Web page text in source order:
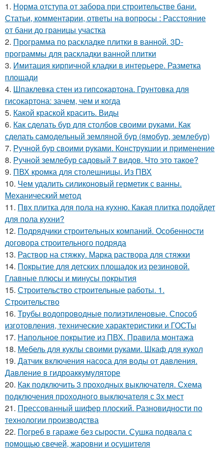
1. Норма отступа от забора при строительстве бани.
Статьи, комментарии, ответы на вопросы : Расстояние
от бани до границы участка
2. Программа по раскладке плитки в ванной. 3D-
программы для раскладки ванной плитки
3. Имитация кирпичной кладки в интерьере. Разметка
площади
4. Шпаклевка стен из гипсокартона. Грунтовка для
гисокартона: зачем, чем и когда
5. Какой краской красить. Виды
6. Как сделать бур для столбов своими руками. Как
сделать самодельный земляной бур (ямобур, землебур)
7. Ручной бур своими руками. Конструкции и применение
8. Ручной землебур садовый 7 видов. Что это такое?
9. ПВХ кромка для столешницы. Из ПВХ
10. Чем удалить силиконовый герметик с ванны.
Механический метод
11. Пвх плитка для пола на кухню. Какая плитка подойдет
для пола кухни?
12. Подрядчики строительных компаний. Особенности
договора строительного подряда
13. Раствор на стяжку. Марка раствора для стяжки
14. Покрытие для детских площадок из резиновой.
Главные плюсы и минусы покрытия
15. Строительство строительные работы. 1.
Строительство
16. Трубы водопроводные полиэтиленовые. Способ
изготовления, технические характеристики и ГОСТы
17. Напольное покрытие из ПВХ. Правила монтажа
18. Мебель для куклы своими руками. Шкаф для кукол
19. Датчик включения насоса для воды от давления.
Давление в гидроаккумуляторе
20. Как подключить 3 проходных выключателя. Схема
подключения проходного выключателя с 3х мест
21. Прессованный шифер плоский. Разновидности по
технологии производства
22. Погреб в гараже без сырости. Сушка подвала с
помощью свечей, жаровни и осушителя